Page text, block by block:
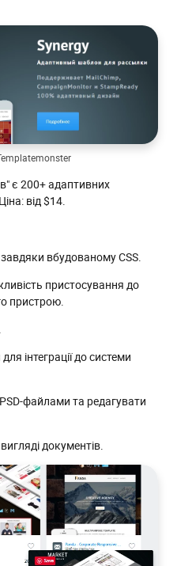
є 200+ адаптивних
від $14.
вбудованому CSS.
пристосування до
пристрою.
інтеграції до системи
файлами та редагувати
документів.